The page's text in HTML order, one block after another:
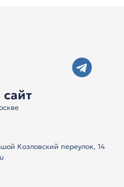
Козловский переулок, 14